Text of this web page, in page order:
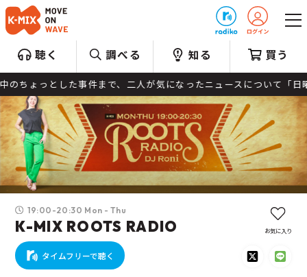
聴く 調べる 知る 買う
件まで、二人が気になったニュースについて「日曜日の
19:00-20:30 Mon - Thu
K-MIX ROOTS RADIO
タイムフリーで聴く
お気に入り